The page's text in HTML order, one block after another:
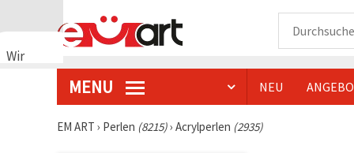
Wir
verwenden
MENU NEU
EM ART › Perlen (8215)› Acrylperlen (2935)